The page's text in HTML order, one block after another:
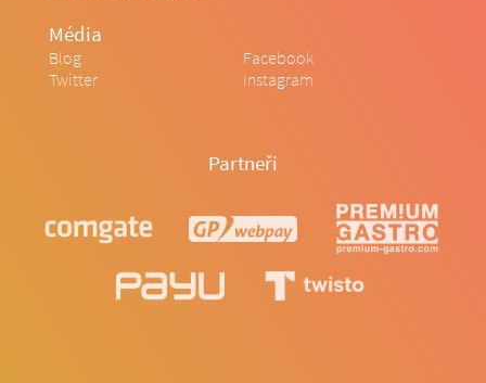
Média
Blog
Facebook
Twitter
Instagram
Partneři